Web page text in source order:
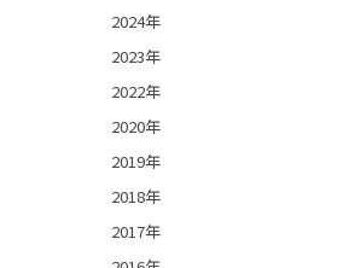
2024年
2023年
2022年
2020年
2019年
2018年
2017年